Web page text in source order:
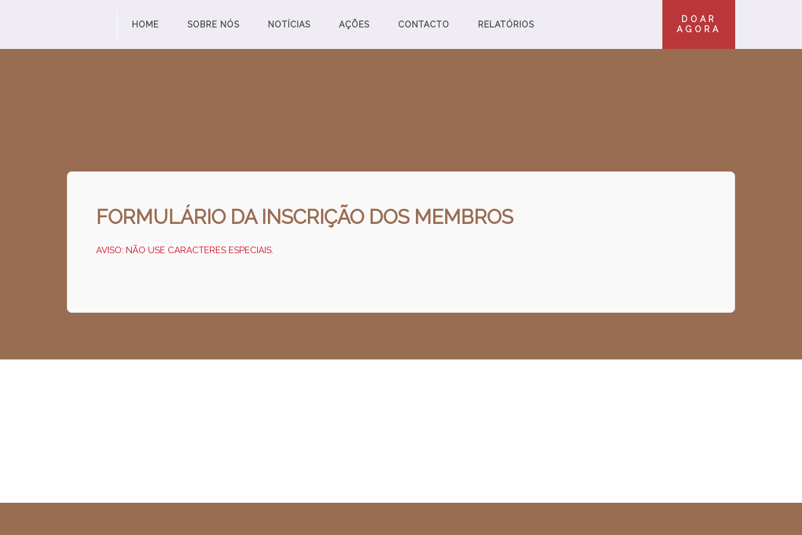
HOME SOBRE NÓS NOTÍCIAS AÇÕES CONTACTO RELATÓRIOS
DOAR
AGORA
FORMULÁRIO DA INSCRIÇÃO DOS MEMBROS
AVISO: NÃO USE CARACTERES ESPECIAIS.